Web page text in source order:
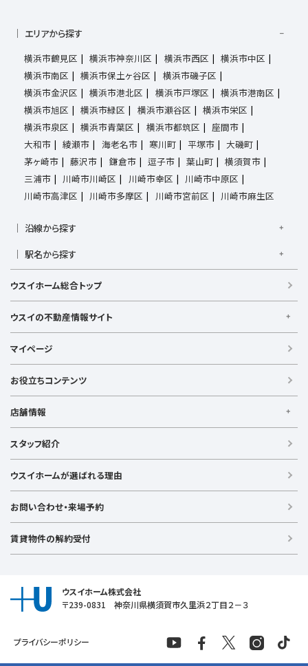
エリアから探す
横浜市鶴見区
横浜市神奈川区 横浜市西区
横浜市中区
横浜市南区
横浜市保土ヶ谷区
横浜市磯子区
横浜市金沢区
横浜市港北区 横浜市戸塚区
横浜市港南区
横浜市旭区
横浜市緑区 横浜市瀬谷区
横浜市栄区
横浜市泉区
横浜市青葉区 横浜市都筑区
座間市
大和市
綾瀬市 海老名市 寒川町 平塚市
大磯町
茅ヶ崎市
藤沢市 鎌倉市 逗子市 葉山町
横須賀市
三浦市
川崎市川崎区 川崎市幸区
川崎市中原区
川崎市高津区
川崎市多摩区 川崎市宮前区 川崎市麻生区
沿線から探す
横須賀線
湘南新宿ライン高海
京急本線
京急久里浜線 京急逗子線
小田急小田原線
小田急江ノ島線
ブルーライン
みなとみらい線
金沢シーサイドライン
相鉄本線
相鉄いずみ野線
湘南モノレール
駅名から探す
大倉山駅
大船駅 金沢八景駅 金沢文庫駅
鎌倉駅
上大岡駅
鴨居駅
逗子駅
センター南
ウスイホーム総合トップ
ウスイの不動産情報サイト
【借りる】
賃貸住宅
事業用賃貸
【買う】
新築戸建て
土地
投資物件
ラグジュアリー物件
【売る】
マイページ
お役立ちコンテンツ
店舗情報
【横浜エリア】
金沢文庫店
上大岡店 戸塚店 新横浜店
港北ニュータウン店
【湘南エリア】
追浜店
衣笠店
横須賀中央店
スタッフ紹介
ウスイホームが選ばれる理由
お問い合わせ・来場予約
賃貸物件の解約受付
ウスイホーム株式会社
〒239-0831 神奈川県横須賀市久里浜２丁目２－３
プライバシーポリシー